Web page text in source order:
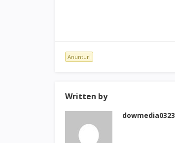
Anunturi
Written by
dowmedia0323